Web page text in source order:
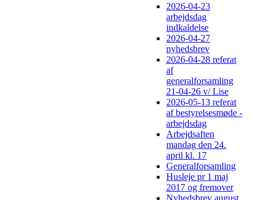
2026-04-23
arbejdsdag
indkaldelse
2026-04-27
nyhedsbrev
2026-04-28 referat
af
generalforsamling
21-04-26 v/ Lise
2026-05-13 referat
af bestyrelsesmøde -
arbejdsdag
Arbejdsaften
mandag den 24.
april kl. 17
Generalforsamling
Husleje pr 1 maj
2017 og fremover
Nyhedsbrev august